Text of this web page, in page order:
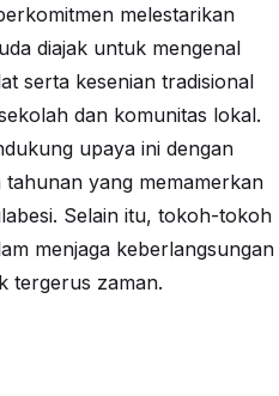
melestarikan
diajak untuk mengenal
serta kesenian tradisional
dan komunitas lokal.
upaya ini dengan
yang memamerkan
Selain itu, tokoh-tokoh
menjaga keberlangsungan
tergerus zaman.